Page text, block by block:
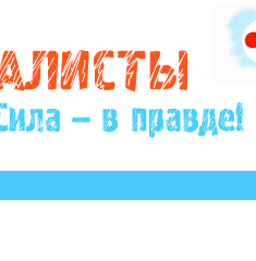
нуждаются в Вашем